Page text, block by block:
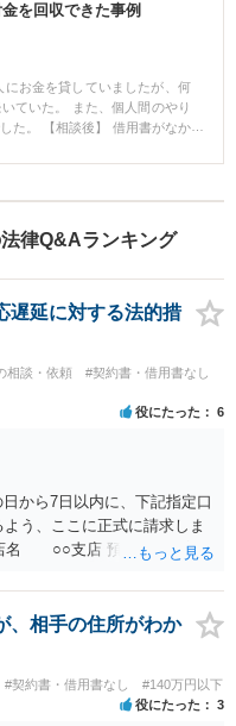
を回収できた事例
にお金を貸していましたが、何
ていた。 また、個人間のやり
た。 【相談後】 借用書がなか
されなかった。 公正証書を債
ります。 そのため、借用書が
正証書を取り交わすことで、
律Q&Aランキング
遅延に対する法的措
相談・依頼
#契約書・借用書なし
役にたった 6
から7日以内に、下記指定口
う、ここに正式に請求しま
名 ○○支店 預金種別 普通
る意思がないものと判断
に対する遅延損害金の支払い
法的手続を直ちに講じま
法令上認められる金員につ
かじめ申し添えます。 本件
て生じた返還義務の履行を
、相手の住所がわか
#契約書・借用書なし #140万円以下
役にたった 3